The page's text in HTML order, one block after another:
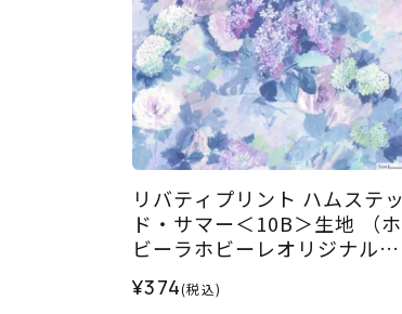
リバティプリント ハムステッ
ド・サマー＜10B＞生地 （ホ
ビーラホビーレオリジナル）
¥374(税込)